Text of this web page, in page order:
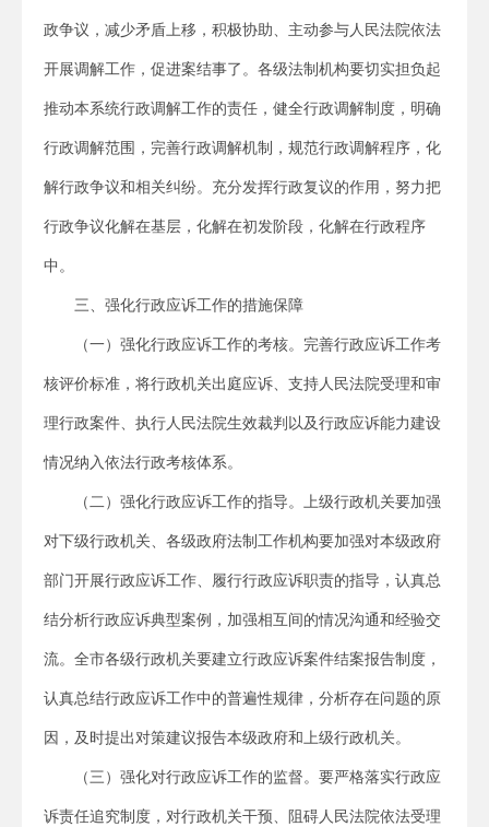
政争议，减少矛盾上移，积极协助、主动参与人民法院依法
开展调解工作，促进案结事了。各级法制机构要切实担负起
推动本系统行政调解工作的责任，健全行政调解制度，明确
行政调解范围，完善行政调解机制，规范行政调解程序，化
解行政争议和相关纠纷。充分发挥行政复议的作用，努力把
行政争议化解在基层，化解在初发阶段，化解在行政程序
中。
三、强化行政应诉工作的措施保障
（一）强化行政应诉工作的考核。完善行政应诉工作考
核评价标准，将行政机关出庭应诉、支持人民法院受理和审
理行政案件、执行人民法院生效裁判以及行政应诉能力建设
情况纳入依法行政考核体系。
（二）强化行政应诉工作的指导。上级行政机关要加强
对下级行政机关、各级政府法制工作机构要加强对本级政府
部门开展行政应诉工作、履行行政应诉职责的指导，认真总
结分析行政应诉典型案例，加强相互间的情况沟通和经验交
流。全市各级行政机关要建立行政应诉案件结案报告制度，
认真总结行政应诉工作中的普遍性规律，分析存在问题的原
因，及时提出对策建议报告本级政府和上级行政机关。
（三）强化对行政应诉工作的监督。要严格落实行政应
诉责任追究制度，对行政机关干预、阻碍人民法院依法受理